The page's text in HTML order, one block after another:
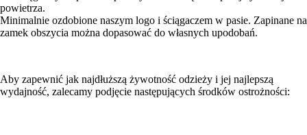
powietrza.
Minimalnie ozdobione naszym logo i ściągaczem w pasie. Zapinane na
zamek obszycia można dopasować do własnych upodobań.
Aby zapewnić jak najdłuższą żywotność odzieży i jej najlepszą
wydajność, zalecamy podjęcie następujących środków ostrożności: